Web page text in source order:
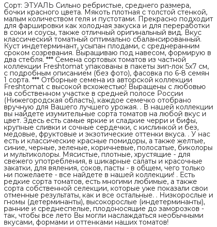
Сорт: ЭТУАЛЬ Сильно ребристые, среднего размера,
бочки красного цвета. Мякоть плотная с толстой стенкой,
малым количеством геля и пустотами. Прекрасно подходит
для фаршировки как холодная закуска и для переработки
в соки и соусы, также отличный оригинальный вид. Вкус
классический томатный оптимально сбалансированный.
Куст индетерминант, усыпан плодами, с среднеранним
сроком созревания. Выращиваю под навесом, формирую в
два стебля. *** Семена сортовых томатов из частной
коллекции Freshtomat упакованы в пакеты зип-лок 5х7 см,
с подробным описанием (без фото), фасовка по 6-8 семян
1 сорта. *** Отборные семена из авторской коллекции
Freshtomat с высокой всхожестью! Выращены с любовью
на собственном участке в средней полосе России
(Нижегородская область), каждое семечко отобрано
вручную для Вашего лучшего урожая. . В нашей коллекции
вы найдете изумительные сорта томатов на любой вкус и
цвет. Здесь есть самые яркие и сладкие черри и бифы,
крупные сливки и сочные сердечки, с кислинкой и без,
медовые, фруктовые и экзотические оттенки вкуса. . У нас
есть и классические красные помидоры, а также желтые,
синие, черные, зеленые, коричневые, полосатые, биколоры
и мультиколоры. Мясистые, плотные, хрустящие - для
свежего употребления, в шикарные салаты и красочные
закатки, для вяления, соков, пасты - в общем, чего только
ни пожелаете - все найдете в нашей коллекции! . Есть
редкие сорта томатов, есть многими любимые, а также
сорта собственной селекции, которые уже показали свои
отменные результаты, как и все остальные. . Низкорослые и
гномы (детерминанты), высокорослые (индетерминанты),
ранние и среднеспелые, плодоносящие до заморозков -
так, чтобы все лето Вы могли наслаждаться необычными
вкусами, формами и оттенками наших томатов!